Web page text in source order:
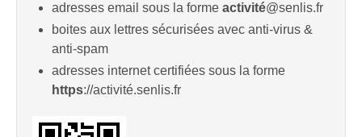
adresses email sous la forme activité@senlis.fr
boites aux lettres sécurisées avec anti-virus &
anti-spam
adresses internet certifiées sous la forme
https://activité.senlis.fr